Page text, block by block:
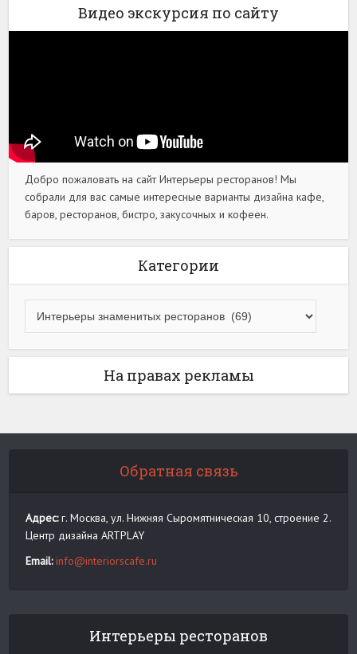
Видео экскурсия по сайту
Добро пожаловать на сайт Интерьеры ресторанов! Мы
собрали для вас самые интересные варианты дизайна кафе,
баров, ресторанов, бистро, закусочных и кофеен.
Категории
На правах рекламы
Обратная связь
Адрес:г. Москва, ул. Нижняя Сыромятническая 10, строение 2.
Центр дизайна ARTPLAY
Email: info@interiorscafe.ru
Интерьеры ресторанов